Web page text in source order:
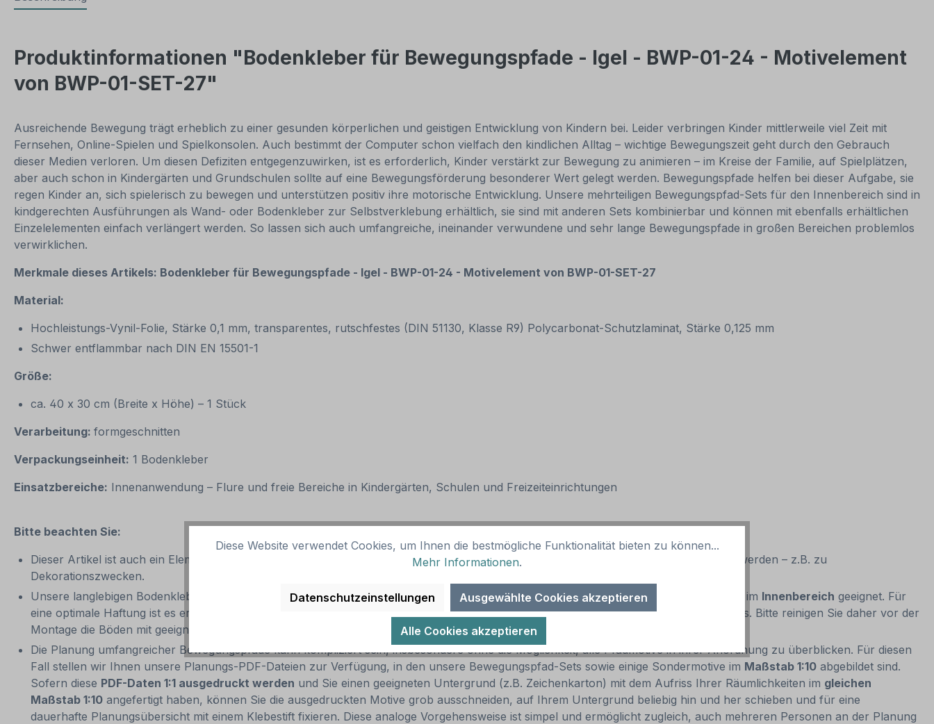
Produktinformationen "Bodenkleber für Bewegungspfade - Igel - BWP-01-24 - Motivelement
von BWP-01-SET-27"
Ausreichende Bewegung trägt erheblich zu einer gesunden körperlichen und geistigen Entwicklung von Kindern bei. Leider verbringen Kinder mittlerweile viel Zeit mit
Fernsehen, Online-Spielen und Spielkonsolen. Auch bestimmt der Computer schon vielfach den kindlichen Alltag – wichtige Bewegungszeit geht durch den Gebrauch
dieser Medien verloren. Um diesen Defiziten entgegenzuwirken, ist es erforderlich, Kinder verstärkt zur Bewegung zu animieren – im Kreise der Familie, auf Spielplätzen,
aber auch schon in Kindergärten und Grundschulen sollte auf eine Bewegungsförderung besonderer Wert gelegt werden. Bewegungspfade helfen bei dieser Aufgabe, sie
regen Kinder an, sich spielerisch zu bewegen und unterstützen positiv ihre motorische Entwicklung. Unsere mehrteiligen Bewegungspfad-Sets für den Innenbereich sind in
kindgerechten Ausführungen als Wand- oder Bodenkleber zur Selbstverklebung erhältlich, sie sind mit anderen Sets kombinierbar und können mit ebenfalls erhältlichen
Einzelelementen einfach verlängert werden. So lassen sich auch umfangreiche, ineinander verwundene und sehr lange Bewegungspfade in großen Bereichen problemlos
verwirklichen.
Merkmale dieses Artikels: Bodenkleber für Bewegungspfade - Igel - BWP-01-24 - Motivelement von BWP-01-SET-27
Material:
Hochleistungs-Vynil-Folie, Stärke 0,1 mm, transparentes, rutschfestes (DIN 51130, Klasse R9) Polycarbonat-Schutzlaminat, Stärke 0,125 mm
Schwer entflammbar nach DIN EN 15501-1
Größe:
ca. 40 x 30 cm (Breite x Höhe) – 1 Stück
Verarbeitung: formgeschnitten
Verpackungseinheit: 1 Bodenkleber
Einsatzbereiche: Innenanwendung – Flure und freie Bereiche in Kindergärten, Schulen und Freizeiteinrichtungen
Bitte beachten Sie:
Dieser Artikel ist auch ein Element eines Aufkleber-Sets. Er kann als Ersatz bei Beschädigung oder zur alleinigen Anwendung genutzt werden – z.B. zu
Dekorationszwecken.
Unsere langlebigen Bodenkleber für Bewegungspfade sind für alle glatten Böden (gegossen oder fest mit dem Untergrund verbunden) im Innenbereich geeignet. Für
eine optimale Haftung ist es erforderlich, dass die Untergründe frei von jeglichen Trennmitteln sind wie Staub, Schmutz, Fett und Wachs. Bitte reinigen Sie daher vor der
Montage die Böden mit geeigneten Reinigungsmitteln.
Die Planung umfangreicher Bewegungspfade kann kompliziert sein, insbesondere ohne die Möglichkeit, alle Pfadmotive in ihrer Anordnung zu überblicken. Für diesen
Fall stellen wir Ihnen unsere Planungs-PDF-Dateien zur Verfügung, in den unsere Bewegungspfad-Sets sowie einige Sondermotive im Maßstab 1:10 abgebildet sind.
Sofern diese PDF-Daten 1:1 ausgedruckt werden und Sie einen geeigneten Untergrund (z.B. Zeichenkarton) mit dem Aufriss Ihrer Räumlichkeiten im gleichen
Maßstab 1:10 angefertigt haben, können Sie die ausgedruckten Motive grob ausschneiden, auf Ihrem Untergrund beliebig hin und her schieben und für eine
dauerhafte Planungsübersicht mit einem Klebestift fixieren. Diese analoge Vorgehensweise ist simpel und ermöglicht zugleich, auch mehreren Personen an der Planung
Diese Website verwendet Cookies, um Ihnen die bestmögliche Funktionalität bieten zu können...
Mehr Informationen.
Datenschutzeinstellungen Ausgewählte Cookies akzeptieren
Alle Cookies akzeptieren